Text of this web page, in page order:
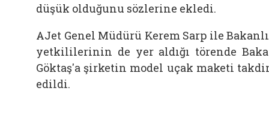
düşük olduğunu sözlerine ekledi.
AJet Genel Müdürü Kerem Sarp ile
yetkililerinin de yer aldığı törende
Göktaş'a şirketin model uçak maketi
edildi.